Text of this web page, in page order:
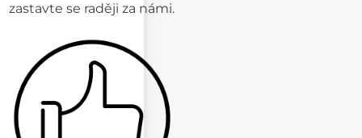
zastavte se raději za námi.